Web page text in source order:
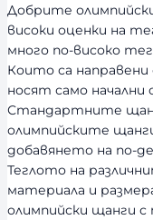
Добрите
високи оценки на
много по-високо
Които са
носят само начални
Стандартните
олимпийските
добавянето на по-
Теглото на
материала и
олимпийски щанги с